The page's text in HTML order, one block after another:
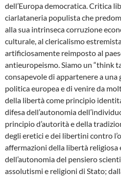
dell’Europa democratica. Critica
ciarlataneria populista che
alla sua intrinseca corruzione
culturale, al clericalismo
artificiosamente reimposto al
antieuropeismo. Siamo un “think
consapevole di appartenere a una
politica europea e di venire da
della libertà come principio
difesa dell’autonomia
principio d’autorità e della
degli eretici e dei libertini contro
affermazioni della libertà religiosa
dell’autonomia del pensiero
assolutismi e religioni di Stato;